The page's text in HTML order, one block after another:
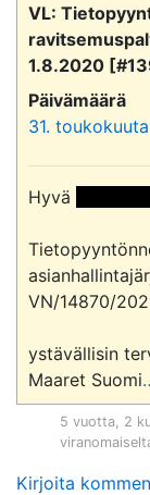
VL:
1.8.2020
Päivämäärä
31.
Hyvä
VN/14870/
ystävällisin
Maaret Suomi
5 vuotta, 2
Kirjoita